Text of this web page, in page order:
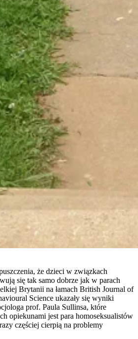
że dzieci w związkach
się tak samo dobrze jak w parach
Brytanii na łamach British Journal of
Science ukazały się wyniki
prof. Paula Sullinsa, które
opiekunami jest para homoseksualistów
częściej cierpią na problemy